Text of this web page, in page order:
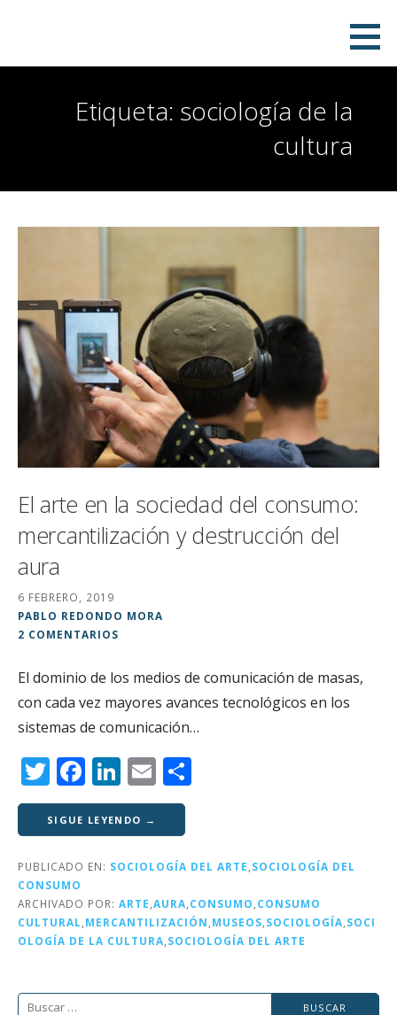
Etiqueta: sociología de la
cultura
El arte en la sociedad del consumo:
mercantilización y destrucción del
aura
6 FEBRERO, 2019
PABLO REDONDO MORA
2 COMENTARIOS
El dominio de los medios de comunicación de masas,
con cada vez mayores avances tecnológicos en los
sistemas de comunicación…
T
w
it
te
r
F
a
c
e
o
o
Li
n
k
e
n
E
m
ai
l p
rt
ir
SIGUE LEYENDO →
PUBLICADO EN: SOCIOLOGÍA DEL ARTE SOCIOLOGÍA DEL
CONSUMO
ARCHIVADO POR: ARTE AURA CONSUMO CONSUMO
CULTURAL MERCANTILIZACIÓN MUSEOS SOCIOLOGÍA SOCI
OLOGÍA DE LA CULTURA SOCIOLOGÍA DEL ARTE
Buscar: